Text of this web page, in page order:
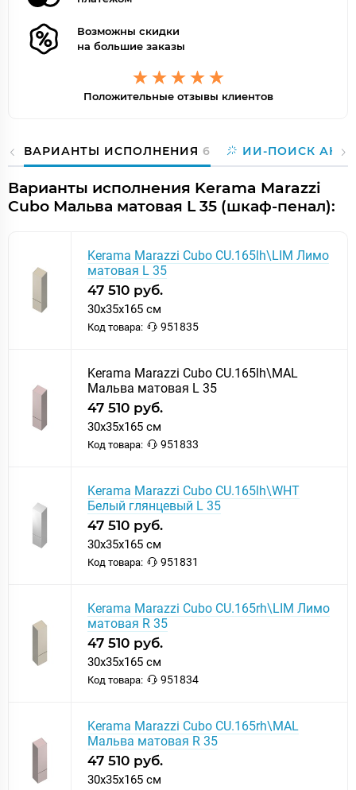
Возможны скидки
на большие заказы
Положительные отзывы клиентов
ВАРИАНТЫ ИСПОЛНЕНИЯ 6 ИИ-ПОИСК
Варианты исполнения Kerama Marazzi
Cubo Мальва матовая L 35 (шкаф-пенал):
Kerama Marazzi Cubo CU.165lh\LIM Лимо
матовая L 35
47 510 руб.
30x35x165 см
Код товара: 951835
Kerama Marazzi Cubo CU.165lh\MAL
Мальва матовая L 35
47 510 руб.
30x35x165 см
Код товара: 951833
Kerama Marazzi Cubo CU.165lh\WHT
Белый глянцевый L 35
47 510 руб.
30x35x165 см
Код товара: 951831
Kerama Marazzi Cubo CU.165rh\LIM Лимо
матовая R 35
47 510 руб.
30x35x165 см
Код товара: 951834
Kerama Marazzi Cubo CU.165rh\MAL
Мальва матовая R 35
47 510 руб.
30x35x165 см